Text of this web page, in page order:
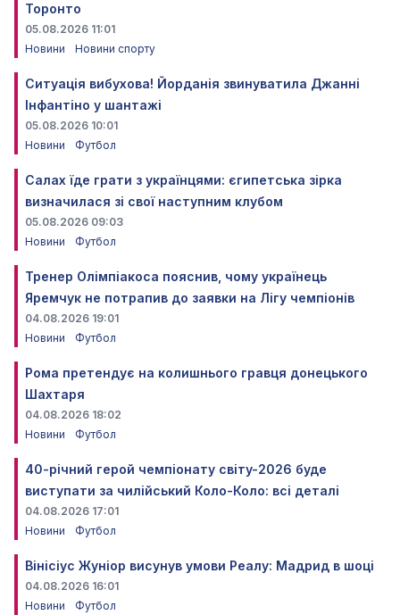
Торонто
05.08.2026 11:01
Новини
Новини спорту
Ситуація вибухова! Йорданія звинуватила Джанні
Інфантіно у шантажі
05.08.2026 10:01
Новини
Футбол
Салах їде грати з українцями: єгипетська зірка
визначилася зі свої наступним клубом
05.08.2026 09:03
Новини
Футбол
Тренер Олімпіакоса пояснив, чому українець
Яремчук не потрапив до заявки на Лігу чемпіонів
04.08.2026 19:01
Новини
Футбол
Рома претендує на колишнього гравця донецького
Шахтаря
04.08.2026 18:02
Новини
Футбол
40-річний герой чемпіонату світу-2026 буде
виступати за чилійський Коло-Коло: всі деталі
04.08.2026 17:01
Новини
Футбол
Вінісіус Жуніор висунув умови Реалу: Мадрид в шоці
04.08.2026 16:01
Новини
Футбол